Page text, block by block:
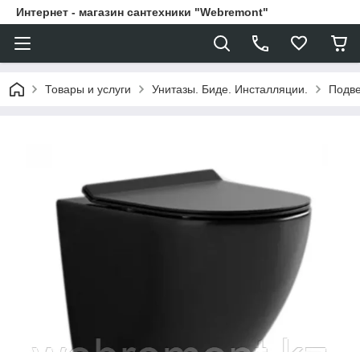
Интернет - магазин сантехники "Webremont"
Товары и услуги Унитазы. Биде. Инсталляции.